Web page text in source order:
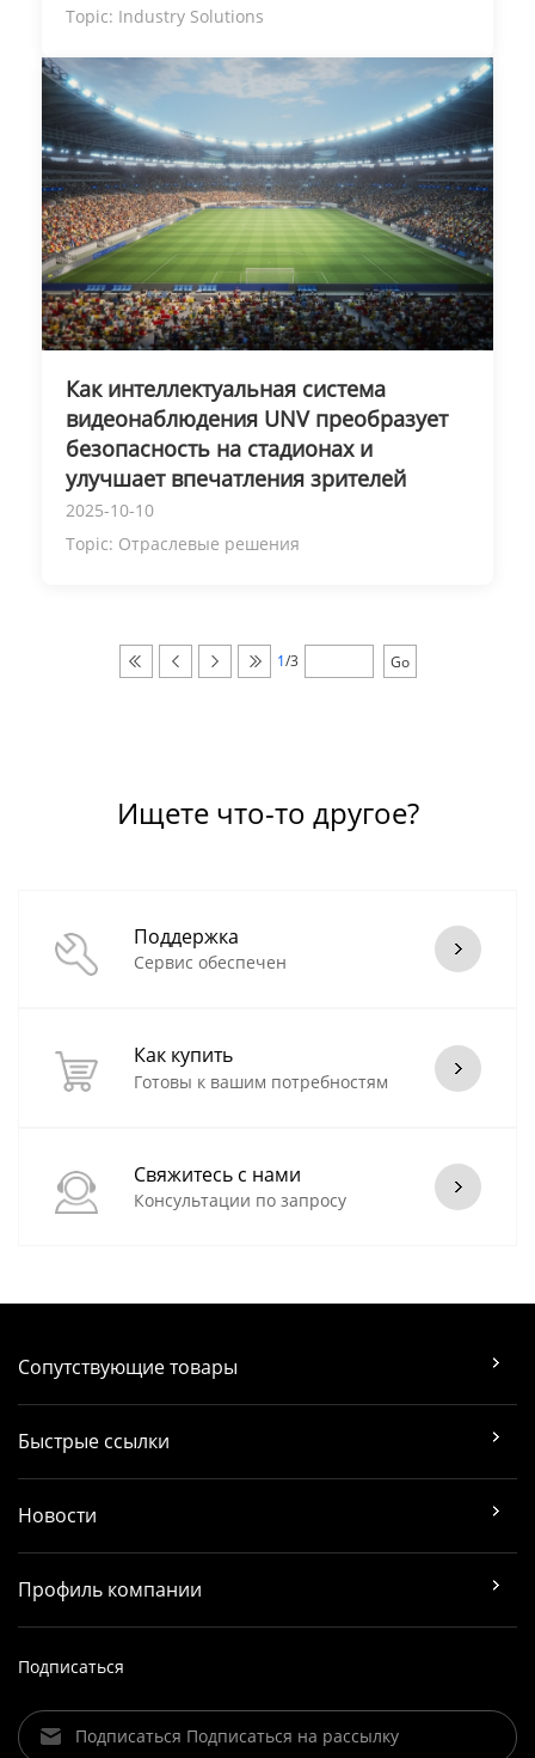
Topic: Industry Solutions
Как интеллектуальная система
видеонаблюдения UNV преобразует
безопасность на стадионах и
улучшает впечатления зрителей
2025-10-10
Topic: Отраслевые решения
1/3
Ищете что-то другое?
Поддержка
Сервис обеспечен
Как купить
Готовы к вашим потребностям
Свяжитесь с нами
Консультации по запросу
Сопутствующие товары
Быстрые ссылки
Новости
Профиль компании
Подписаться
Подписаться Подписаться на рассылку